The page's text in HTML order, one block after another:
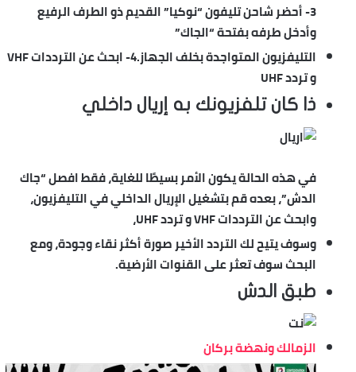
3- أحضر شاحن تليفون “نوكيا” القديم ذو الطرف الرفيع
وأدخل طرفه بفتحة “الجاك”
التليفزيون المتواجدة بخلف الجهاز.4- ابحث عن الترددات VHF
و تردد UHF
ذا كان تلفزيونك به إريال داخلي
في هذه الحالة يكون الأمر بسيطًا للغاية، فقط افصل “جاك
الدش”، بعده قم بتشغيل الإريال الداخلي في التليفزيون،
وابحث عن الترددات VHF و تردد UHF،
وسوف يتيح لك التردد الأخير صورة أكثر نقاء وجودة، ومع
البحث سوف تعثر على القنوات الأرضية.
طبق الدش
الزمالك ونهضة بركان